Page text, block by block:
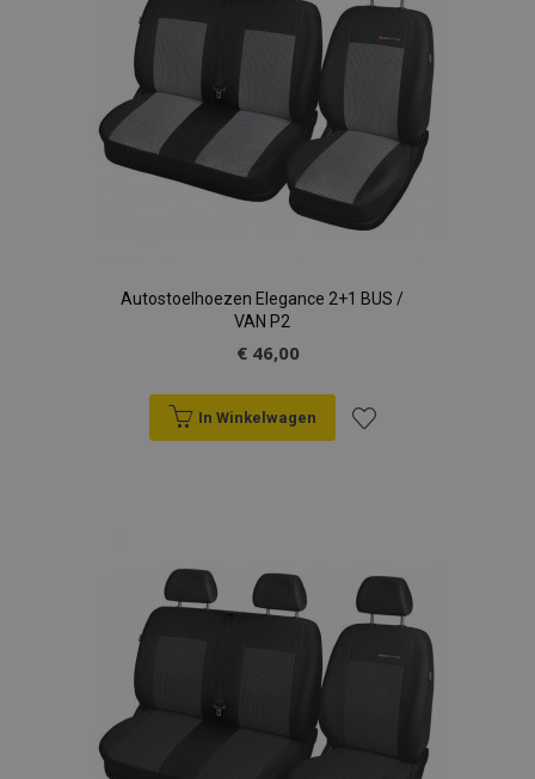
Autostoelhoezen Elegance 2+1 BUS /
VAN P2
€ 46,00
In Winkelwagen
verlanglijst